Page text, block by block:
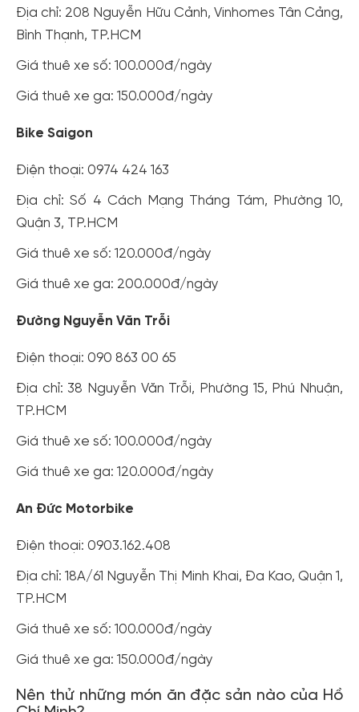
Địa chỉ: 208 Nguyễn Hữu Cảnh, Vinhomes Tân Cảng,
Bình Thạnh, TP.HCM
Giá thuê xe số: 100.000đ/ngày
Giá thuê xe ga: 150.000đ/ngày
Bike Saigon
Điện thoại: 0974 424 163
Địa chỉ: Số 4 Cách Mạng Tháng Tám, Phường 10,
Quận 3, TP.HCM
Giá thuê xe số: 120.000đ/ngày
Giá thuê xe ga: 200.000đ/ngày
Đường Nguyễn Văn Trỗi
Điện thoại: 090 863 00 65
Địa chỉ: 38 Nguyễn Văn Trỗi, Phường 15, Phú Nhuận,
TP.HCM
Giá thuê xe số: 100.000đ/ngày
Giá thuê xe ga: 120.000đ/ngày
An Đức Motorbike
Điện thoại: 0903.162.408
Địa chỉ: 18A/61 Nguyễn Thị Minh Khai, Đa Kao, Quận 1,
TP.HCM
Giá thuê xe số: 100.000đ/ngày
Giá thuê xe ga: 150.000đ/ngày
Nên thử những món ăn đặc sản nào của Hồ